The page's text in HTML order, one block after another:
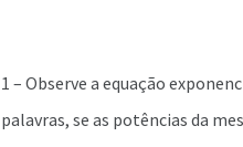
1 – Observe a equação
palavras, se as potências da